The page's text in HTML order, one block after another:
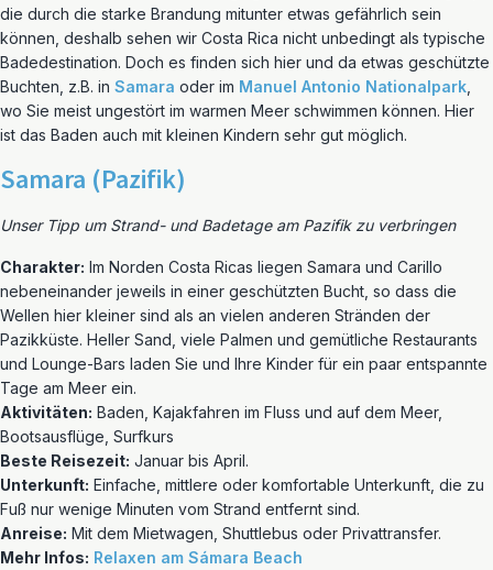
die durch die starke Brandung mitunter etwas gefährlich sein
können, deshalb sehen wir Costa Rica nicht unbedingt als typische
Badedestination. Doch es finden sich hier und da etwas geschützte
Buchten, z.B. in Samara oder im Manuel Antonio Nationalpark
wo Sie meist ungestört im warmen Meer schwimmen können. Hier
ist das Baden auch mit kleinen Kindern sehr gut möglich.
Samara (Pazifik)
Unser Tipp um Strand- und Badetage am Pazifik zu verbringen
Charakter: Im Norden Costa Ricas liegen Samara und Carillo
nebeneinander jeweils in einer geschützten Bucht, so dass die
Wellen hier kleiner sind als an vielen anderen Stränden der
Pazikküste. Heller Sand, viele Palmen und gemütliche Restaurants
und Lounge-Bars laden Sie und Ihre Kinder für ein paar entspannte
Tage am Meer ein.
Aktivitäten: Baden, Kajakfahren im Fluss und auf dem Meer,
Bootsausflüge, Surfkurs
Beste Reisezeit: Januar bis April.
Unterkunft: Einfache, mittlere oder komfortable Unterkunft, die zu
Fuß nur wenige Minuten vom Strand entfernt sind.
Anreise: Mit dem Mietwagen, Shuttlebus oder Privattransfer.
Mehr Infos: Relaxen am Sámara Beach